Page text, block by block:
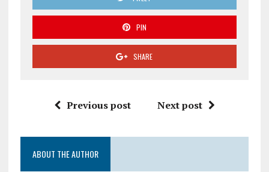
PIN
SHARE
Previous post Next post
ABOUT THE AUTHOR